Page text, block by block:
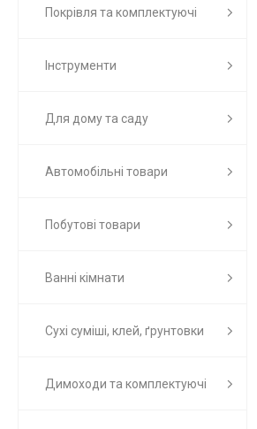
Покрівля та комплектуючі
Інструменти
Для дому та саду
Автомобільні товари
Побутові товари
Ванні кімнати
Сухі суміші, клей, ґрунтовки
Димоходи та комплектуючі